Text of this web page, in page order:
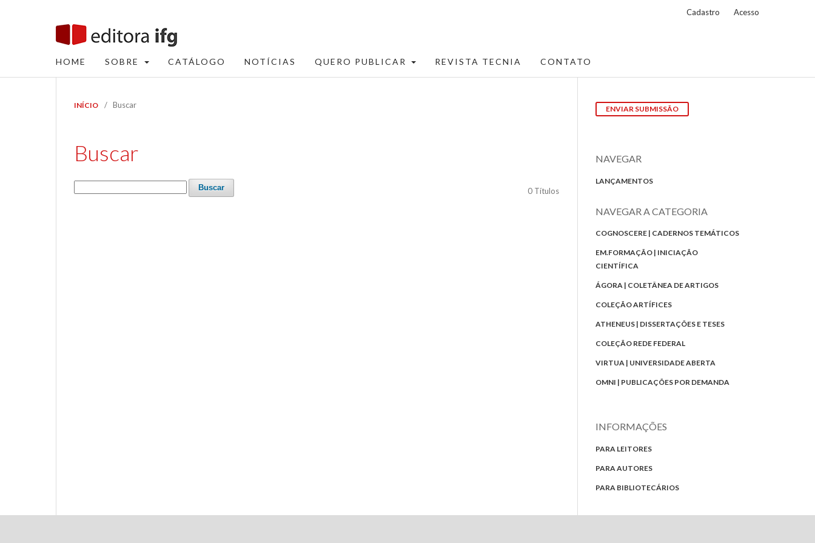
HOME SOBRE CATÁLOGO NOTÍCIAS QUERO PUBLICAR REVISTA TECNIA CONTATO
Cadastro Acesso
INÍCIO / Buscar
Buscar
0 Títulos
Buscar
ENVIAR SUBMISSÃO
NAVEGAR
LANÇAMENTOS
NAVEGAR A CATEGORIA
COGNOSCERE | CADERNOS TEMÁTICOS
EM.FORMAÇÃO | INICIAÇÃO
CIENTÍFICA
ÁGORA | COLETÂNEA DE ARTIGOS
COLEÇÃO ARTÍFICES
ATHENEUS | DISSERTAÇÕES E TESES
COLEÇÃO REDE FEDERAL
VIRTUA | UNIVERSIDADE ABERTA
OMNI | PUBLICAÇÕES POR DEMANDA
INFORMAÇÕES
PARA LEITORES
PARA AUTORES
PARA BIBLIOTECÁRIOS